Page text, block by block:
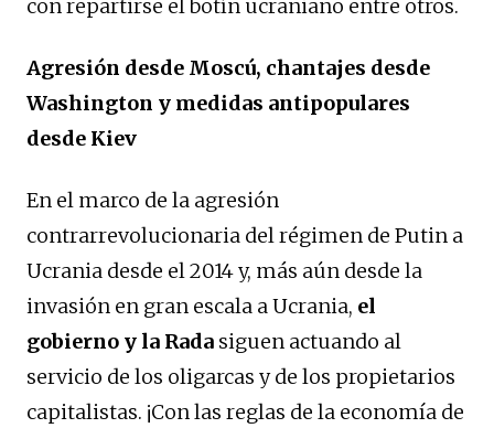
con repartirse el botín ucraniano entre otros.
Agresión desde Moscú, chantajes desde
Washington y medidas antipopulares
desde Kiev
En el marco de la agresión
contrarrevolucionaria del régimen de Putin a
Ucrania desde el 2014 y, más aún desde la
invasión en gran escala a Ucrania, el
gobierno y la Rada siguen actuando al
servicio de los oligarcas y de los propietarios
capitalistas. ¡Con las reglas de la economía de